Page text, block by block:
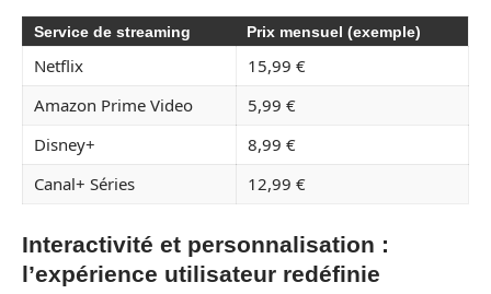
Service de streaming Prix mensuel (exemple)
Netflix
15,99 €
Amazon Prime Video
5,99 €
Disney+
8,99 €
Canal+ Séries
12,99 €
Interactivité et personnalisation :
l’expérience utilisateur redéfinie